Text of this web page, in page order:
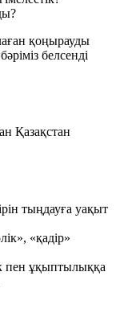
қоңырауды
белсенді
Қазақстан
тыңдауға уақыт
«қадір»
пен ұқыптылыққа